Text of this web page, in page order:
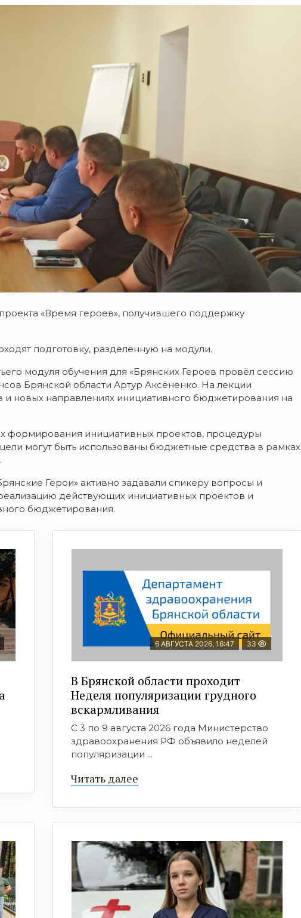
«Время героев», получившего поддержку
подготовку, разделенную на модули.
модуля обучения для «Брянских Героев провёл сессию
Брянской области Артур Аксёненко. На лекции
и новых направлениях инициативного бюджетирования на
формирования инициативных проектов, процедуры
могут быть использованы бюджетные средства в рамках
Герои» активно задавали спикеру вопросы и
действующих инициативных проектов и
бюджетирования.
6 АВГУСТА 2026, 16:47 33
В Брянской области проходит
Неделя популяризации грудного
вскармливания
С 3 по 9 августа 2026 года Министерство
здравоохранения РФ объявило неделей
популяризации ...
Читать далее